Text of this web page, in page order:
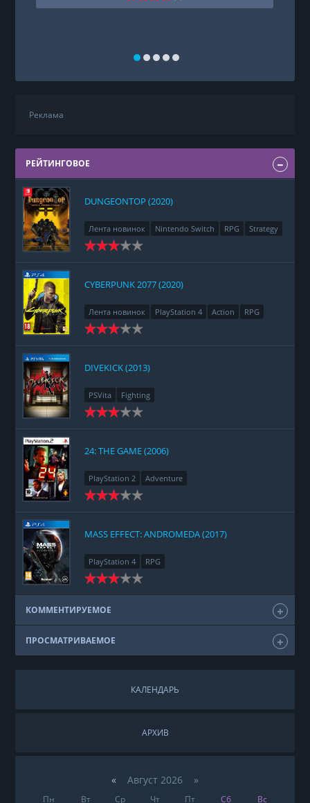
Реклама
РЕЙТИНГОВОЕ
DUNGEONTOP (2020)
Лента новинок Nintendo Switch RPG Strategy
CYBERPUNK 2077 (2020)
Лента новинок PlayStation 4 Action
RPG
Racing
Adventure
DIVEKICK (2013)
PSVita Fighting
24: THE GAME (2006)
PlayStation 2 Adventure
MASS EFFECT: ANDROMEDA (2017)
PlayStation 4 RPG
КОММЕНТИРУЕМОЕ
ПРОСМАТРИВАЕМОЕ
КАЛЕНДАРЬ
АРХИВ
«Август 2026 »
Пн Вт Ср Чт Пт Сб Вс